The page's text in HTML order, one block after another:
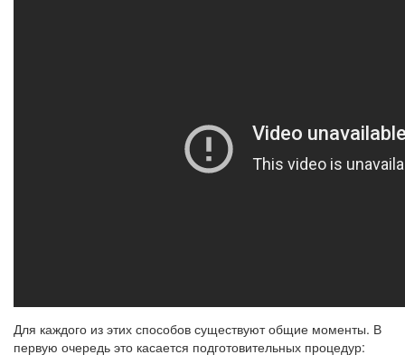
Для каждого из этих способов существуют общие моменты. В
первую очередь это касается подготовительных процедур: